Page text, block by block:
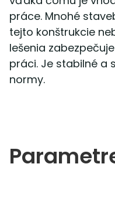
práce. Mnohé
tejto konštrukcie
lešenia
práci. Je stabilné a
normy.